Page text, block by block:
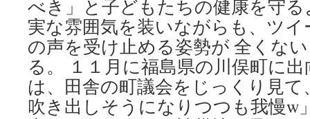
べき」と子どもたちの健康を守
実な雰囲気を装いながらも、ツ
の声を受け止める姿勢が 全くな
る。 １１月に福島県の川俣町に
は、田舎の町議会をじっくり見
吹き出しそうになりつつも我慢w